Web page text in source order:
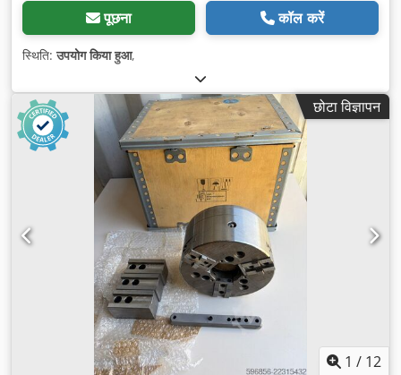
पूछना कॉल करें
स्थिति:उपयोग किया हुआ,
छोटा विज्ञापन
1 / 12